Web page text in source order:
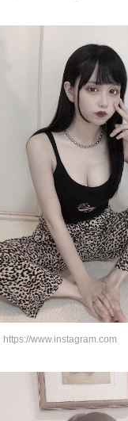
https://www.instagram.com